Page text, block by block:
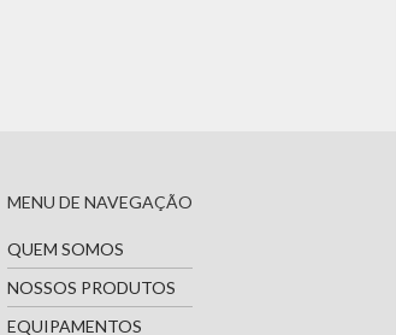
MENU DE NAVEGAÇÃO
QUEM SOMOS
NOSSOS PRODUTOS
EQUIPAMENTOS